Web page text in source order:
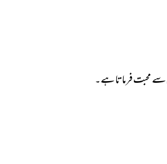
سے محبتفرماتا ہے۔